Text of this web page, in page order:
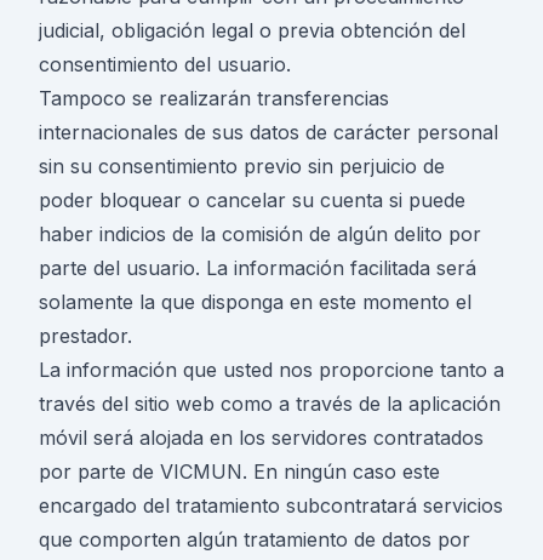
judicial, obligación legal o previa obtención del
consentimiento del usuario.
Tampoco se realizarán transferencias
internacionales de sus datos de carácter personal
sin su consentimiento previo sin perjuicio de
poder bloquear o cancelar su cuenta si puede
haber indicios de la comisión de algún delito por
parte del usuario. La información facilitada será
solamente la que disponga en este momento el
prestador.
La información que usted nos proporcione tanto a
través del sitio web como a través de la aplicación
móvil será alojada en los servidores contratados
por parte de VICMUN. En ningún caso este
encargado del tratamiento subcontratará servicios
que comporten algún tratamiento de datos por